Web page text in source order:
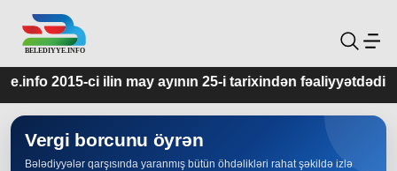
ayının 25-i tarixindən fəaliyyətdədir.
Vergi borcunu öyrən
Bələdiyyələr qarşısında yaranmış bütün öhdəlikləri rahat şəkildə izlə